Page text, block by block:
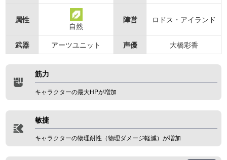
属性
自然
陣営 ロドス・アイランド
武器 アーツユニット 声優 大橋彩香
筋力
キャラクターの最大HPが増加
敏捷
キャラクターの物理耐性（物理ダメージ軽減）が増加